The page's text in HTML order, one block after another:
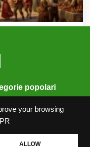
your browsing
ALLOW
popolari